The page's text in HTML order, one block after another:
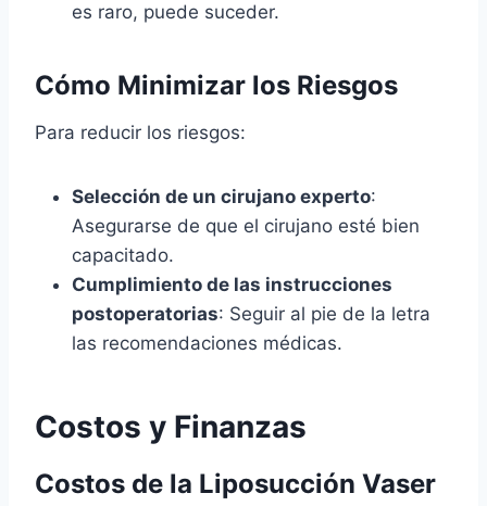
es raro, puede suceder.
Cómo Minimizar los Riesgos
Para reducir los riesgos:
Selección de un cirujano experto:
Asegurarse de que el cirujano esté bien
capacitado.
Cumplimiento de las instrucciones
postoperatorias: Seguir al pie de la letra
las recomendaciones médicas.
Costos y Finanzas
Costos de la Liposucción Vaser